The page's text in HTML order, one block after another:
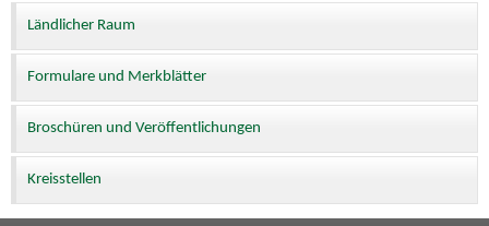
Ländlicher Raum
Formulare und Merkblätter
Broschüren und Veröffentlichungen
Kreisstellen